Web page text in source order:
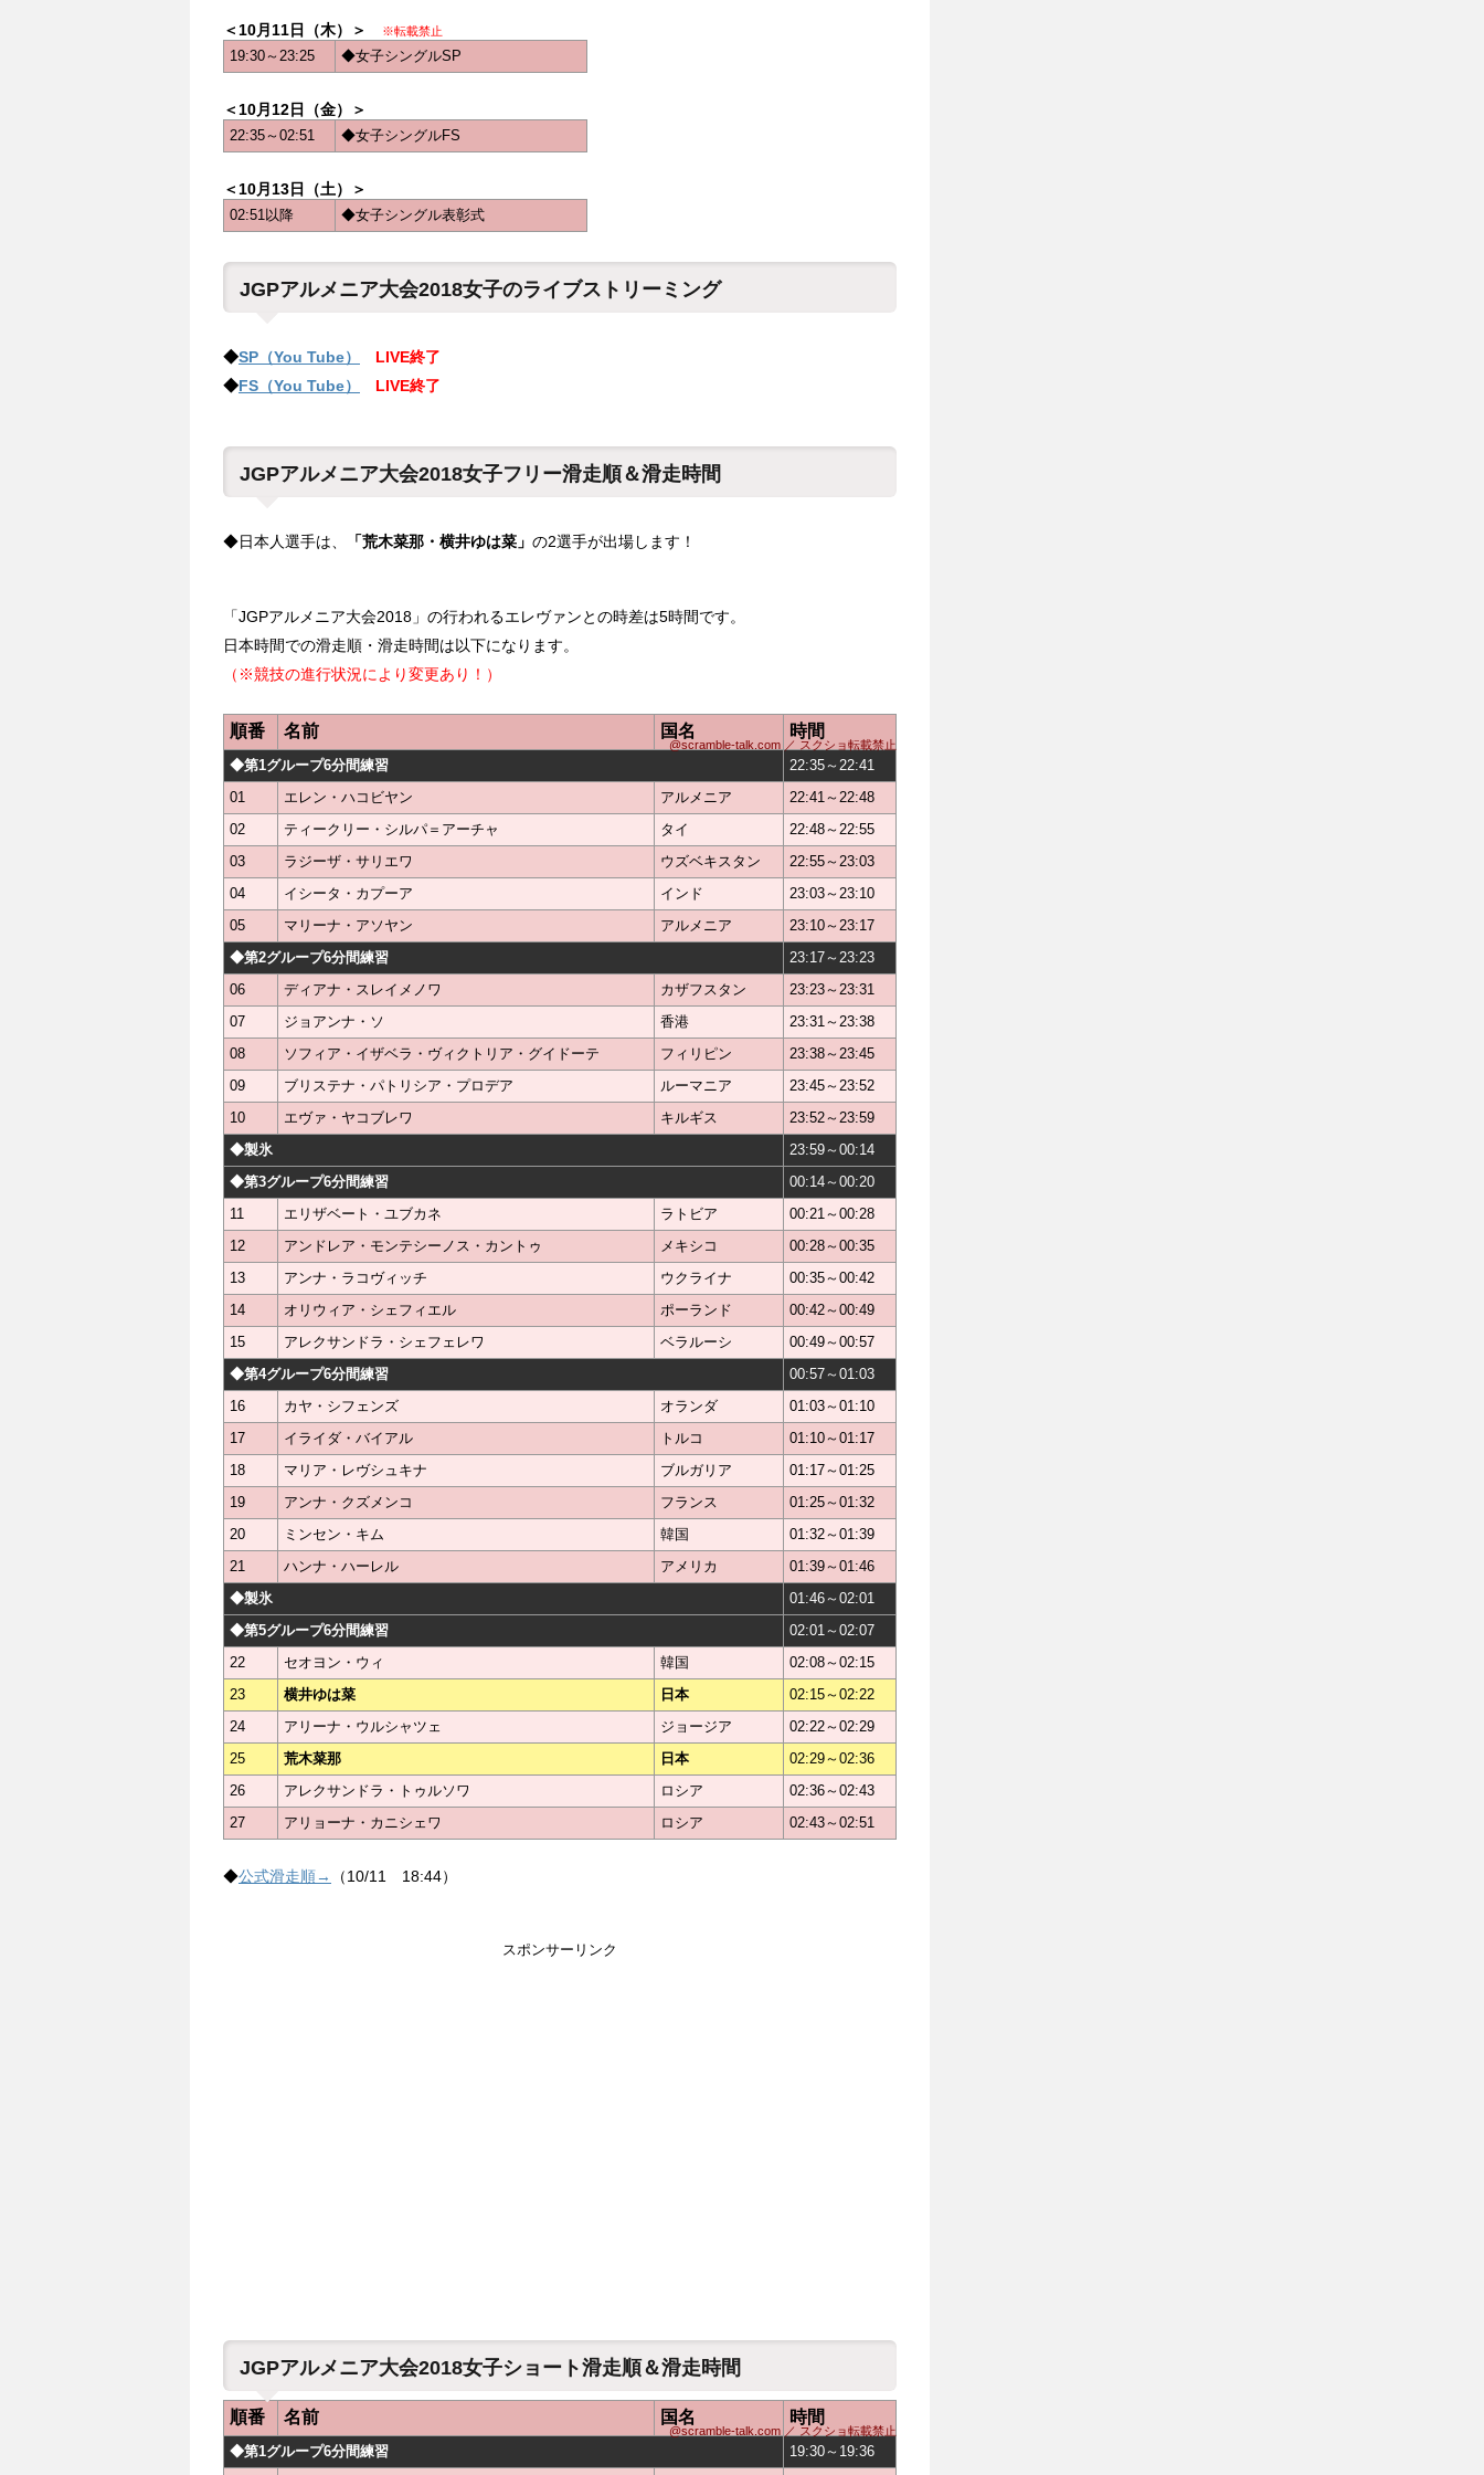
＜10月11日（木）＞ ※転載禁止
19:30～23:25 ◆女子シングルSP
＜10月12日（金）＞
22:35～02:51 ◆女子シングルFS
＜10月13日（土）＞
02:51以降 ◆女子シングル表彰式
JGPアルメニア大会2018女子のライブストリーミング
◆SP（You Tube）
LIVE終了
◆FS（You Tube） LIVE終了
JGPアルメニア大会2018女子フリー滑走順＆滑走時間
◆日本人選手は、 「荒木菜那・横井ゆは菜」 の2選手が出場します！
「JGPアルメニア大会2018」の行われるエレヴァンとの時差は5時間です。
日本時間での滑走順・滑走時間は以下になります。
（※競技の進行状況により変更あり！）
@scramble-talk.com ／ スクショ転載禁止
順番 名前 国名 時間
◆第1グループ6分間練習
22:35～22:41
01
エレン・ハコビヤン アルメニア
22:41～22:48
02
ティークリー・シルパ＝アーチャ タイ
22:48～22:55
03
ラジーザ・サリエワ ウズベキスタン
22:55～23:03
04
イシータ・カプーア インド
23:03～23:10
05
マリーナ・アソヤン アルメニア
23:10～23:17
◆第2グループ6分間練習
23:17～23:23
06
ディアナ・スレイメノワ カザフスタン
23:23～23:31
07
ジョアンナ・ソ 香港
23:31～23:38
08
ソフィア・イザベラ・ヴィクトリア・グイドーテ フィリピン
23:38～23:45
09
ブリステナ・パトリシア・プロデア ルーマニア
23:45～23:52
10
エヴァ・ヤコブレワ キルギス
23:52～23:59
◆製氷
23:59～00:14
◆第3グループ6分間練習
00:14～00:20
11
エリザベート・ユブカネ ラトビア
00:21～00:28
12
アンドレア・モンテシーノス・カントゥ メキシコ
00:28～00:35
13
アンナ・ラコヴィッチ ウクライナ
00:35～00:42
14
オリウィア・シェフィエル ポーランド
00:42～00:49
15
アレクサンドラ・シェフェレワ ベラルーシ
00:49～00:57
◆第4グループ6分間練習
00:57～01:03
16
カヤ・シフェンズ オランダ
01:03～01:10
17
イライダ・バイアル トルコ
01:10～01:17
18
マリア・レヴシュキナ ブルガリア
01:17～01:25
19
アンナ・クズメンコ フランス
01:25～01:32
20
ミンセン・キム 韓国
01:32～01:39
21
ハンナ・ハーレル アメリカ
01:39～01:46
◆製氷
01:46～02:01
◆第5グループ6分間練習
02:01～02:07
22
セオヨン・ウィ 韓国
02:08～02:15
23
横井ゆは菜 日本
02:15～02:22
24
アリーナ・ウルシャツェ ジョージア
02:22～02:29
25
荒木菜那 日本
02:29～02:36
26
アレクサンドラ・トゥルソワ ロシア
02:36～02:43
27
アリョーナ・カニシェワ ロシア 02:43～02:51
◆公式滑走順→ （10/11 18:44）
スポンサーリンク
JGPアルメニア大会2018女子ショート滑走順＆滑走時間
@scramble-talk.com ／ スクショ転載禁止
順番 名前 国名 時間
◆第1グループ6分間練習
19:30～19:36